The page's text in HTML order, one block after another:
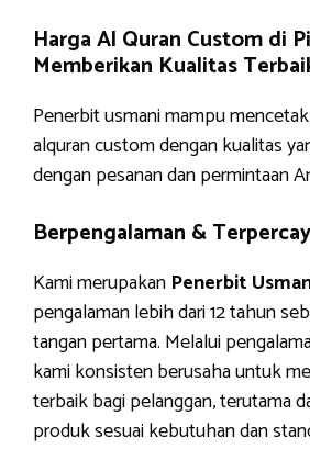
Harga Al Quran Custom di
Memberikan Kualitas
Penerbit usmani mampu
alquran custom dengan kualitas
dengan pesanan dan permintaan
Berpengalaman &
Kami merupakan Penerbit
pengalaman lebih dari 12 tahun
tangan pertama. Melalui
kami konsisten berusaha untuk
terbaik bagi pelanggan, terutama
produk sesuai kebutuhan dan